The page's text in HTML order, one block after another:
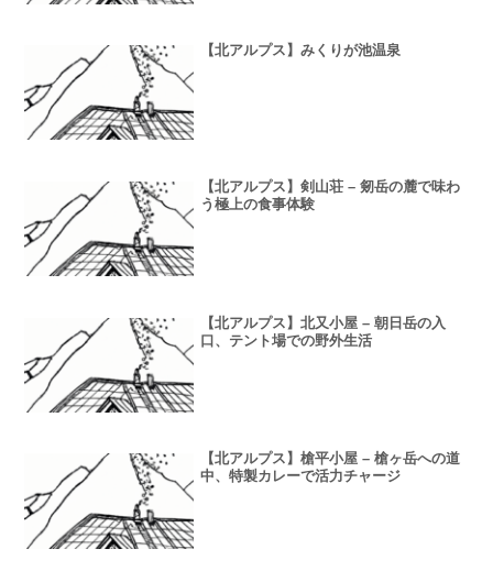
【北アルプス】みくりが池温泉
【北アルプス】剣山荘 – 剱岳の麓で味わ
う極上の食事体験
【北アルプス】北又小屋 – 朝日岳の入
口、テント場での野外生活
【北アルプス】槍平小屋 – 槍ヶ岳への道
中、特製カレーで活力チャージ